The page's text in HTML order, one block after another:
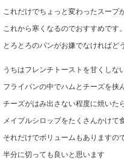
これだけでちょっと変わったスープ
これから寒くなるのでおすすめです。
とろとろのパンがお嫌でなければど
うちはフレンチトーストを甘くしな
フライパンの中でハムとチーズを挟
チーズがはみ出さない程度に焼いた
メイプルシロップをたくさんかけて
それだけでボリュームもありますの
半分に切っても良いと思います